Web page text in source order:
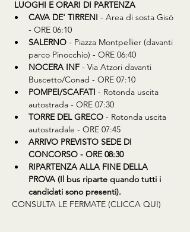
LUOGHI E ORARI DI PARTENZA
CAVA DE' TIRRENI - Area di sosta Gisò
- ORE 06:10
SALERNO - Piazza Montpellier (davanti
parco Pinocchio) - ORE 06:40
NOCERA INF - Via Atzori davanti
Buscetto/Conad - ORE 07:10
POMPEI/SCAFATI - Rotonda uscita
autostrada - ORE 07:30
TORRE DEL GRECO - Rotonda uscita
autostradale - ORE 07:45
ARRIVO PREVISTO SEDE DI
CONCORSO - ORE 08:30
RIPARTENZA ALLA FINE DELLA
PROVA (Il bus riparte quando tutti i
candidati sono presenti).
CONSULTA LE FERMATE (CLICCA QUI)